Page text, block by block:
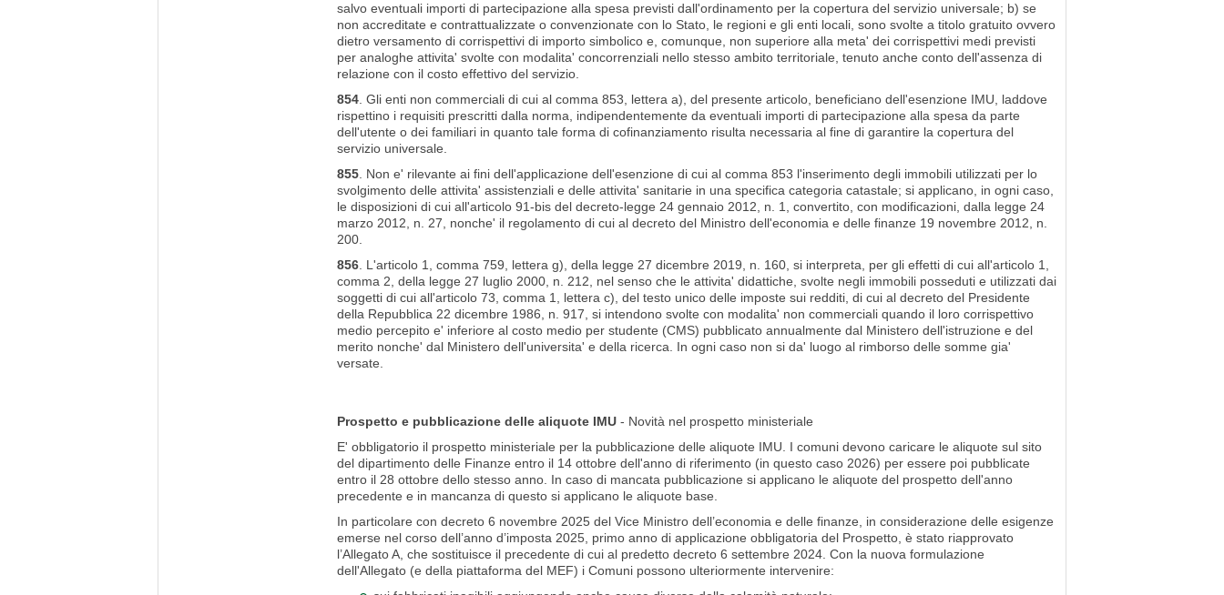
salvo eventuali importi di partecipazione alla spesa previsti dall'ordinamento per la copertura del servizio universale; b) se
non accreditate e contrattualizzate o convenzionate con lo Stato, le regioni e gli enti locali, sono svolte a titolo gratuito ovvero
dietro versamento di corrispettivi di importo simbolico e, comunque, non superiore alla meta' dei corrispettivi medi previsti
per analoghe attivita' svolte con modalita' concorrenziali nello stesso ambito territoriale, tenuto anche conto dell'assenza di
relazione con il costo effettivo del servizio.
854 . Gli enti non commerciali di cui al comma 853, lettera a), del presente articolo, beneficiano dell'esenzione IMU, laddove
rispettino i requisiti prescritti dalla norma, indipendentemente da eventuali importi di partecipazione alla spesa da parte
dell'utente o dei familiari in quanto tale forma di cofinanziamento risulta necessaria al fine di garantire la copertura del
servizio universale.
855 . Non e' rilevante ai fini dell'applicazione dell'esenzione di cui al comma 853 l'inserimento degli immobili utilizzati per lo
svolgimento delle attivita' assistenziali e delle attivita' sanitarie in una specifica categoria catastale; si applicano, in ogni caso,
le disposizioni di cui all'articolo 91-bis del decreto-legge 24 gennaio 2012, n. 1, convertito, con modificazioni, dalla legge 24
marzo 2012, n. 27, nonche' il regolamento di cui al decreto del Ministro dell'economia e delle finanze 19 novembre 2012, n.
200.
856 . L'articolo 1, comma 759, lettera g), della legge 27 dicembre 2019, n. 160, si interpreta, per gli effetti di cui all'articolo 1,
comma 2, della legge 27 luglio 2000, n. 212, nel senso che le attivita' didattiche, svolte negli immobili posseduti e utilizzati dai
soggetti di cui all'articolo 73, comma 1, lettera c), del testo unico delle imposte sui redditi, di cui al decreto del Presidente
della Repubblica 22 dicembre 1986, n. 917, si intendono svolte con modalita' non commerciali quando il loro corrispettivo
medio percepito e' inferiore al costo medio per studente (CMS) pubblicato annualmente dal Ministero dell'istruzione e del
merito nonche' dal Ministero dell'universita' e della ricerca. In ogni caso non si da' luogo al rimborso delle somme gia'
versate.
Prospetto e pubblicazione delle aliquote IMU - Novità nel prospetto ministeriale
E' obbligatorio il prospetto ministeriale per la pubblicazione delle aliquote IMU. I comuni devono caricare le aliquote sul sito
del dipartimento delle Finanze entro il 14 ottobre dell'anno di riferimento (in questo caso 2026) per essere poi pubblicate
entro il 28 ottobre dello stesso anno. In caso di mancata pubblicazione si applicano le aliquote del prospetto dell'anno
precedente e in mancanza di questo si applicano le aliquote base.
In particolare con decreto 6 novembre 2025 del Vice Ministro dell’economia e delle finanze, in considerazione delle esigenze
emerse nel corso dell’anno d’imposta 2025, primo anno di applicazione obbligatoria del Prospetto, è stato riapprovato
l’Allegato A, che sostituisce il precedente di cui al predetto decreto 6 settembre 2024. Con la nuova formulazione
dell'Allegato (e della piattaforma del MEF) i Comuni possono ulteriormente intervenire: